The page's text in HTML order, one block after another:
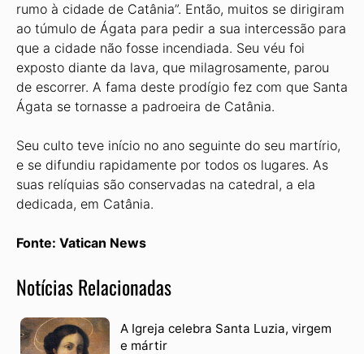
rumo à cidade de Catânia”. Então, muitos se dirigiram
ao túmulo de Ágata para pedir a sua intercessão para
que a cidade não fosse incendiada. Seu véu foi
exposto diante da lava, que milagrosamente, parou
de escorrer. A fama deste prodígio fez com que Santa
Ágata se tornasse a padroeira de Catânia.
Seu culto teve início no ano seguinte do seu martírio,
e se difundiu rapidamente por todos os lugares. As
suas relíquias são conservadas na catedral, a ela
dedicada, em Catânia.
Fonte: Vatican News
Notícias Relacionadas
A Igreja celebra Santa Luzia, virgem
e mártir